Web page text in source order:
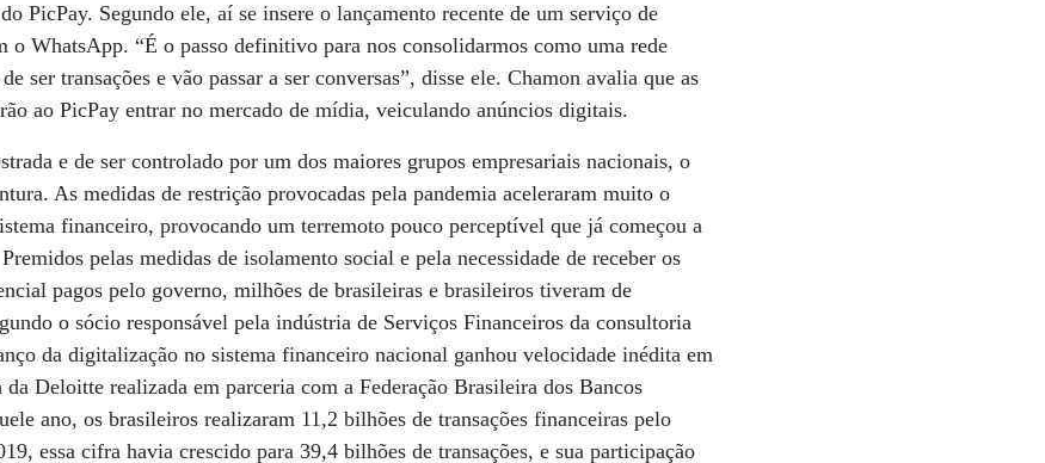
PicPay. Segundo ele, aí se insere o lançamento recente de um serviço de
o WhatsApp. “É o passo definitivo para nos consolidarmos como uma rede
ser transações e vão passar a ser conversas”, disse ele. Chamon avalia que as
ao PicPay entrar no mercado de mídia, veiculando anúncios digitais.
e de ser controlado por um dos maiores grupos empresariais nacionais, o
As medidas de restrição provocadas pela pandemia aceleraram muito o
financeiro, provocando um terremoto pouco perceptível que já começou a
pelas medidas de isolamento social e pela necessidade de receber os
pagos pelo governo, milhões de brasileiras e brasileiros tiveram de
o sócio responsável pela indústria de Serviços Financeiros da consultoria
da digitalização no sistema financeiro nacional ganhou velocidade inédita em
Deloitte realizada em parceria com a Federação Brasileira dos Bancos
ano, os brasileiros realizaram 11,2 bilhões de transações financeiras pelo
essa cifra havia crescido para 39,4 bilhões de transações, e sua participação